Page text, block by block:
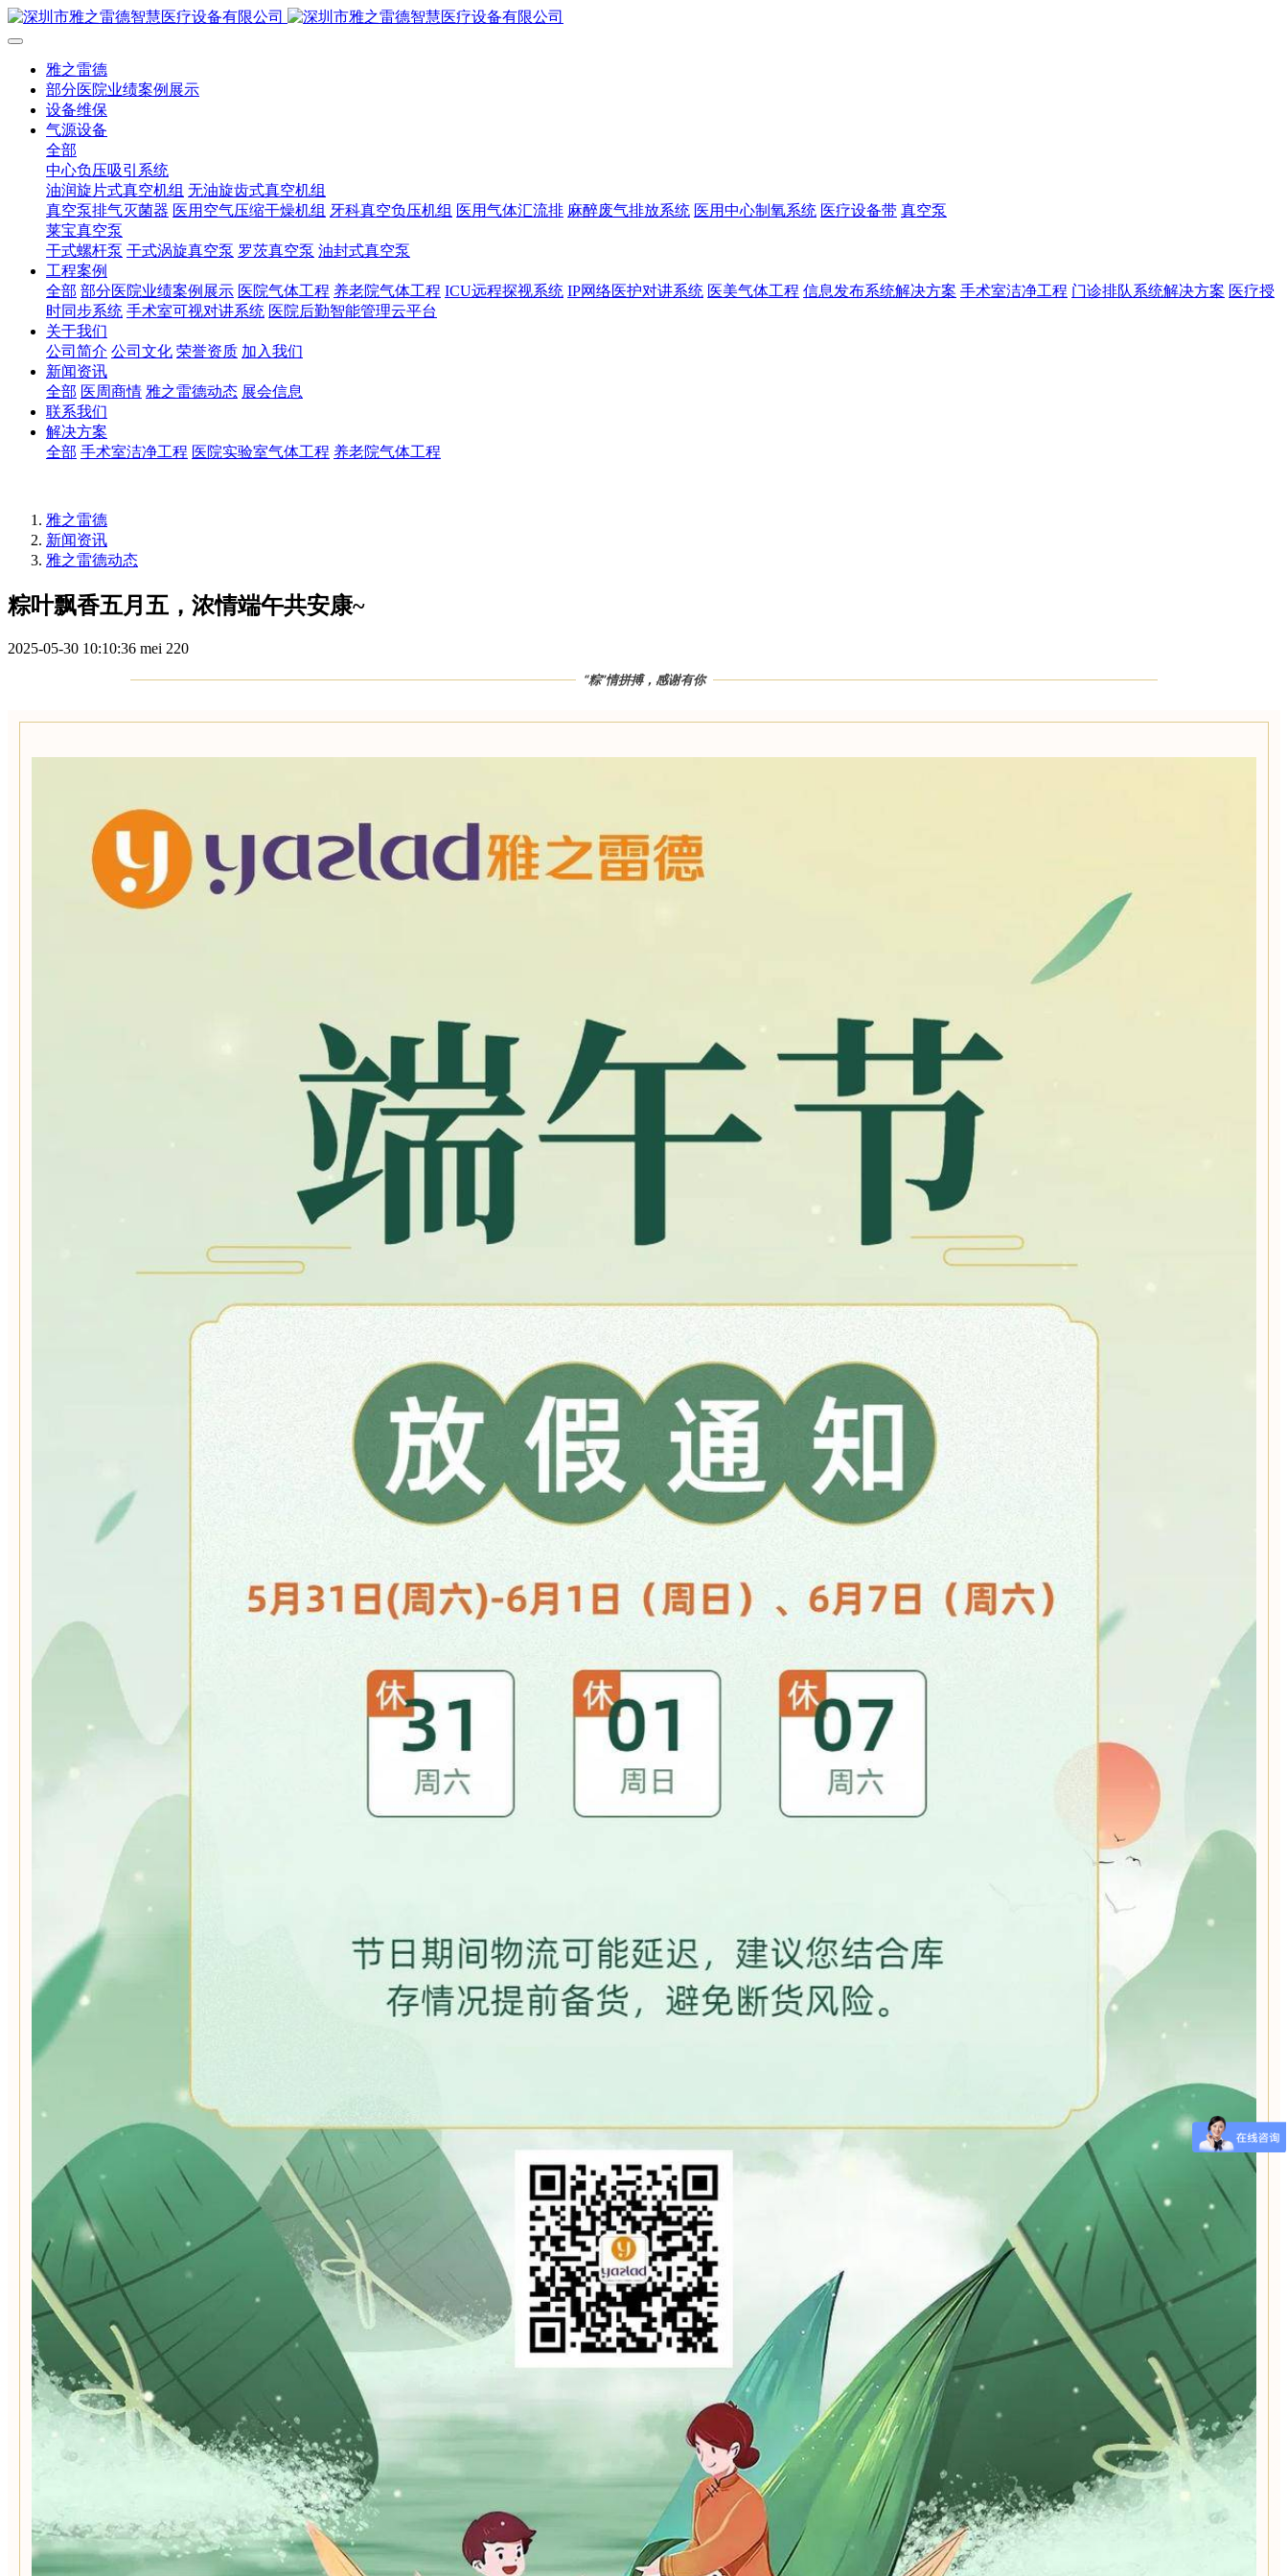
雅之雷德
部分医院业绩案例展示
设备维保
气源设备
全部
中心负压吸引系统
油润旋片式真空机组 无油旋齿式真空机组
真空泵排气灭菌器 医用空气压缩干燥机组 牙科真空负压机组 医用气体汇流排 麻醉废气排放系统 医用中心制氧系统 医疗设备带 真空泵
莱宝真空泵
干式螺杆泵 干式涡旋真空泵 罗茨真空泵 油封式真空泵
工程案例
全部 部分医院业绩案例展示 医院气体工程 养老院气体工程 ICU远程探视系统 IP网络医护对讲系统 医美气体工程 信息发布系统解决方案 手术室洁净工程 门诊排队系统解决方案 医疗授
时同步系统 手术室可视对讲系统 医院后勤智能管理云平台
关于我们
公司简介 公司文化 荣誉资质 加入我们
新闻资讯
全部 医周商情 雅之雷德动态 展会信息
联系我们
解决方案
全部 手术室洁净工程 医院实验室气体工程 养老院气体工程
雅之雷德
新闻资讯
雅之雷德动态
粽叶飘香五月五，浓情端午共安康~
2025-05-30 10:10:36 mei 220
“粽”情拼搏，感谢有你